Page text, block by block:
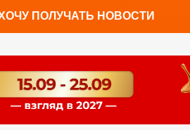
ПОЛУЧАТЬ НОВОСТИ